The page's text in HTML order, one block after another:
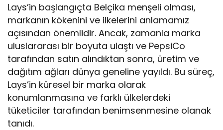
Lays’in başlangıçta Belçika menşeli olması,
markanın kökenini ve ilkelerini anlamamız
açısından önemlidir. Ancak, zamanla marka
uluslararası bir boyuta ulaştı ve PepsiCo
tarafından satın alındıktan sonra, üretim ve
dağıtım ağları dünya geneline yayıldı. Bu süreç,
Lays’in küresel bir marka olarak
konumlanmasına ve farklı ülkelerdeki
tüketiciler tarafından benimsenmesine olanak
tanıdı.